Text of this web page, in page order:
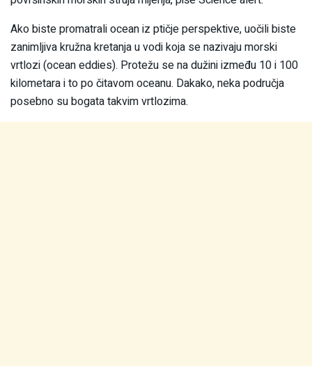
Ako biste promatrali ocean iz ptičje perspektive, uočili biste
zanimljiva kružna kretanja u vodi koja se nazivaju morski
vrtlozi (ocean eddies). Protežu se na dužini između 10 i 100
kilometara i to po čitavom oceanu. Dakako, neka područja
posebno su bogata takvim vrtlozima.